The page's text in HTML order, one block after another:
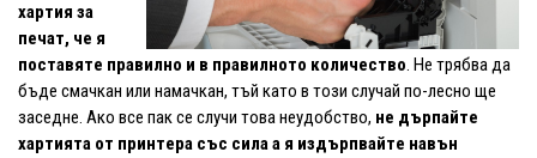
хартия за
печат, че я
поставяте правилно и в правилното количество. Не трябва да
бъде смачкан или намачкан, тъй като в този случай по-лесно ще
заседне. Ако все пак се случи това неудобство, не дърпайте
хартията от принтера със силаа я издърпвайте навън